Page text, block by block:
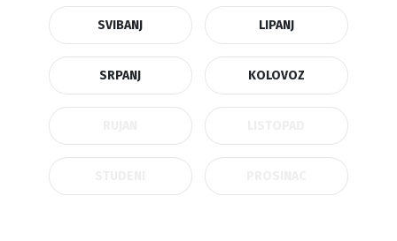
SVIBANJ LIPANJ
SRPANJ KOLOVOZ